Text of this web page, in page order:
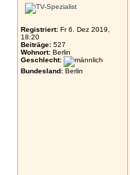
Registriert: Fr 6. Dez 2019,
18:20
Beiträge: 527
Wohnort: Berlin
Geschlecht:
Bundesland: Berlin